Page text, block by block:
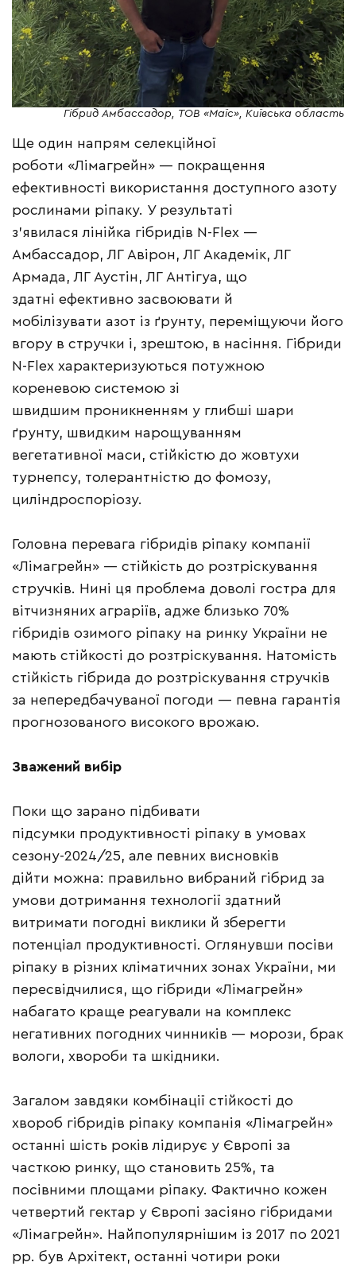
Гібрид Амбассадор, ТОВ «Маїс», Київська область
Ще один напрям селекційної
роботи «Лімагрейн» — покращення
ефективності використання доступного азоту
рослинами ріпаку. У результаті
з’явилася лінійка гібридів N-Flex —
Амбассадор, ЛГ Авірон, ЛГ Академік, ЛГ
Армада, ЛГ Аустін, ЛГ Антігуа, що
здатні ефективно засвоювати й
мобілізувати азот із ґрунту, переміщуючи його
вгору в стручки і, зрештою, в насіння. Гібриди
N-Flex характеризуються потужною
кореневою системою зі
швидшим проникненням у глибші шари
ґрунту, швидким нарощуванням
вегетативної маси, стійкістю до жовтухи
турнепсу, толерантністю до фомозу,
циліндроспоріозу.
Головна перевага гібридів ріпаку компанії
«Лімагрейн» — стійкість до розтріскування
стручків. Нині ця проблема доволі гостра для
вітчизняних аграріїв, адже близько 70%
гібридів озимого ріпаку на ринку України не
мають стійкості до розтріскування. Натомість
стійкість гібрида до розтріскування стручків
за непередбачуваної погоди — певна гарантія
прогнозованого високого врожаю.
Зважений вибір
Поки що зарано підбивати
підсумки продуктивності ріпаку в умовах
сезону-2024/25, але певних висновків
дійти можна: правильно вибраний гібрид за
умови дотримання технології здатний
витримати погодні виклики й зберегти
потенціал продуктивності. Оглянувши посіви
ріпаку в різних кліматичних зонах України, ми
пересвідчилися, що гібриди «Лімагрейн»
набагато краще реагували на комплекс
негативних погодних чинників — морози, брак
вологи, хвороби та шкідники.
Загалом завдяки комбінації стійкості до
хвороб гібридів ріпаку компанія «Лімагрейн»
останні шість років лідирує у Європі за
часткою ринку, що становить 25%, та
посівними площами ріпаку. Фактично кожен
четвертий гектар у Європі засіяно гібридами
«Лімагрейн». Найпопулярнішим із 2017 по 2021
рр. був Архітект, останні чотири роки